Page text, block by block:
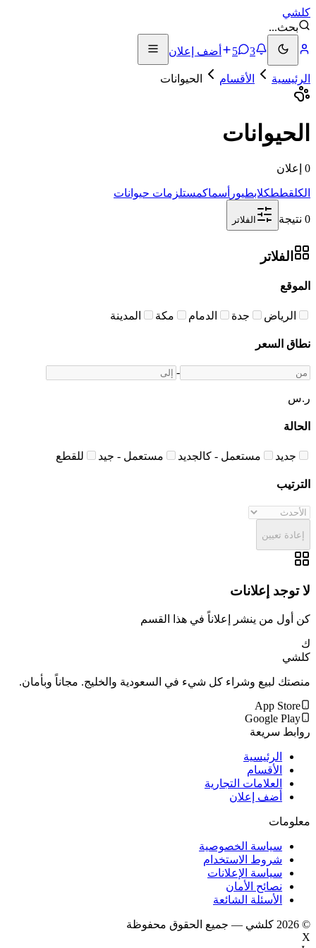
كلشي
بحث...
3
5 أضف إعلان
الرئيسية الأقسام الحيوانات
الحيوانات
0 إعلان
الكلقططكلابطيور أسماكمستلزمات حيوانات
0 نتيجة الفلاتر
الفلاتر
الموقع
الرياض جدة الدمام مكة المدينة
نطاق السعر
-
ر.س
الحالة
جديد مستعمل - كالجديد مستعمل - جيد للقطع
الترتيب
إعادة تعيين
لا توجد إعلانات
كن أول من ينشر إعلاناً في هذا القسم
ك
كلشي
منصتك لبيع وشراء كل شيء في السعودية والخليج. مجاناً وبأمان.
App Store
Google Play
روابط سريعة
الرئيسية
الأقسام
العلامات التجارية
أضف إعلان
معلومات
سياسة الخصوصية
شروط الاستخدام
سياسة الإعلانات
نصائح الأمان
الأسئلة الشائعة
©
2026 كلشي — جميع الحقوق محفوظة
X